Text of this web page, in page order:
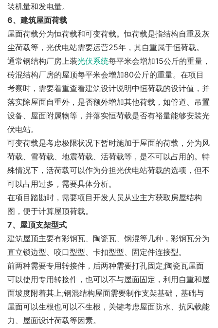
装机量和发电量。
6、建筑屋面荷载
屋面荷载分为恒荷载和可变荷载。恒荷载是指结构自重及灰
尘荷载等，光伏电站需要运营25年，其自重属于恒荷载。
通常钢结构厂房上装光伏系统每平米会增加15公斤的重量，
砖混结构厂房的屋顶每平米会增加80公斤的重量。在项目
考察时，需要着重查看建筑设计说明中恒荷载的设计值，并
落实除屋面自重外，是否额外增加其他荷载，如管道、吊置
设备、屋面附属物等，并落实恒荷载是否有裕量能够安装光
伏电站。
可变荷载是考虑极限状况下暂时施加于屋面的荷载，分为风
荷载、雪荷载、地震荷载、活荷载等，是不可以占用的。特
殊情况下，活荷载可以作为分担光伏电站荷载的选项，但不
可以占用过多，需要具体分析。
在项目踏勘时，需要项目开发人员从业主方获取房屋结构
图，便于计算屋顶荷载。
7、屋顶支架型式
建筑屋顶主要有彩钢瓦、陶瓷瓦、钢混等几种，彩钢瓦分为
直立锁边型、咬口型型、卡扣型型、固定件连接型。
前两种需要专用转接件，后两种需要打孔固定;陶瓷瓦屋面
可以使用专用转接件，也可以不与屋面固定，利用自重和屋
面坡度附着其上;钢混结构屋面需要制作支架基础，基础与
屋面可以生根也可以不生根，关键考虑屋面防水、抗风载能
力、屋面设计荷载等因素。